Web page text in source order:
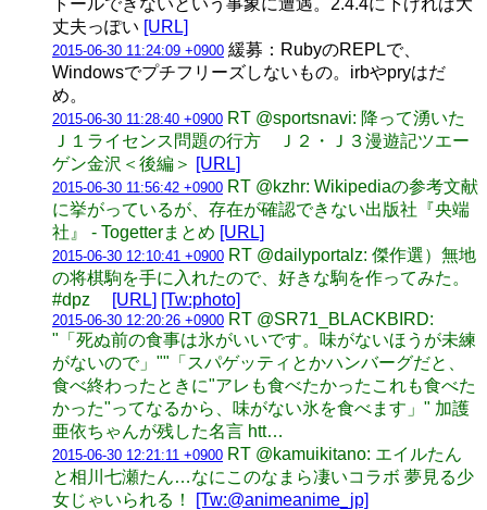
丈夫っぽい [URL]
2015-06-30 11:24:09 +0900 緩募：RubyのREPLで、
Windowsでプチフリーズしないもの。irbやpryはだ
め。
2015-06-30 11:28:40 +0900 RT @sportsnavi: 降って湧いた
Ｊ１ライセンス問題の行方 Ｊ２・Ｊ３漫遊記ツエー
ゲン金沢＜後編＞ [URL]
2015-06-30 11:56:42 +0900 RT @kzhr: Wikipediaの参考文献
に挙がっているが、存在が確認できない出版社『央端
社』 - Togetterまとめ [URL]
2015-06-30 12:10:41 +0900 RT @dailyportalz: 傑作選）無地
の将棋駒を手に入れたので、好きな駒を作ってみた。
#dpz
[URL] [Tw:photo]
2015-06-30 12:20:26 +0900 RT @SR71_BLACKBIRD:
"「死ぬ前の食事は氷がいいです。味がないほうが未練
がないので」""「スパゲッティとかハンバーグだと、
食べ終わったときに"アレも食べたかったこれも食べた
かった"ってなるから、味がない氷を食べます」" 加護
亜依ちゃんが残した名言 htt…
2015-06-30 12:21:11 +0900 RT @kamuikitano: エイルたん
と相川七瀬たん…なにこのなまら凄いコラボ 夢見る少
女じゃいられる！
[Tw:@animeanime_jp]